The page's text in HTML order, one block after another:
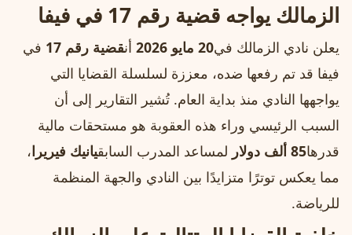
الزمالك يواجه قضية رقم 17 في فيفا
يعلن نادي الزمالك في20 مايو 2026 أنقضية رقم 17
في
فيفا قد تم رفعها ضده، معززة لسلسلة القضايا التي
يواجهها النادي منذ بداية العام. تُشير التقارير إلى أن
السبب الرئيسي وراء هذه العقوبة هو مستحقات مالية
قدرها85 ألف دولار لمساعد المدرب السابقيانيك فيريرا،
مما يعكس توترًا متزايدًا بين النادي والجهة المنظمة
للرياضة.